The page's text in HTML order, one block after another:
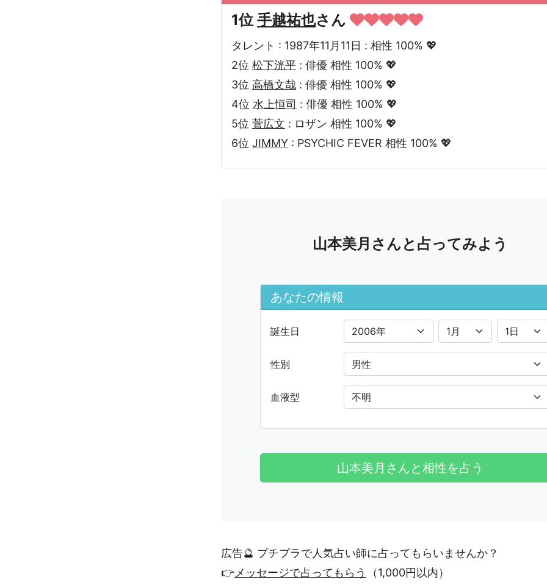
1位手越祐也さん
タレント : 1987年11月11日 : 相性 100% 💖
2位 松下洸平 : 俳優 相性 100% 💖
3位 高橋文哉 : 俳優 相性 100% 💖
4位 水上恒司 : 俳優 相性 100% 💖
5位 菅広文 : ロザン 相性 100% 💖
6位 JIMMY : PSYCHIC FEVER 相性 100% 💖
山本美月さんと占ってみよう
あなたの情報
誕生日
性別
血液型
広告🔮 プチプラで人気占い師に占ってもらいませんか？
👉メッセージで占ってもらう
（1,000円以内）